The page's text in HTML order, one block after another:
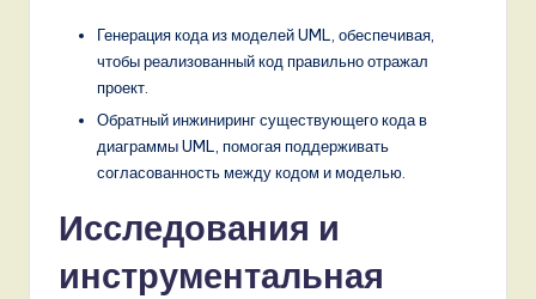
Генерация кода из моделей UML, обеспечивая,
чтобы реализованный код правильно отражал
проект.
Обратный инжиниринг существующего кода в
диаграммы UML, помогая поддерживать
согласованность между кодом и моделью.
Исследования и
инструментальная